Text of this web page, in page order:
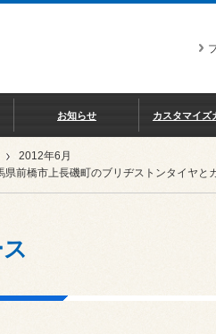
お知らせ カスタマイズ
2012年6月
県前橋市上長磯町のブリヂストンタイ